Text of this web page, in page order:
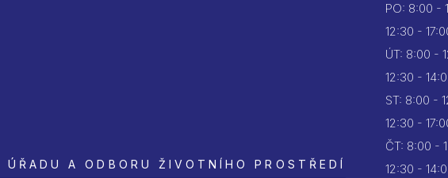
A ODBORU ŽIVOTNÍHO PROSTŘEDÍ
PO: 8:00 -
12:30 -
ÚT: 8:00 -
12:30 -
ST: 8:00 -
12:30 -
ČT: 8:00 -
12:30 -